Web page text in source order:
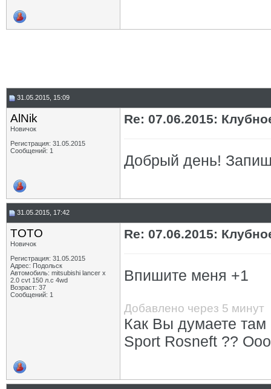
31.05.2015, 15:09
AlNik
Новичок
Регистрация: 31.05.2015
Сообщений: 1
Re: 07.06.2015:
Добрый день!
31.05.2015, 17:42
TOTO
Новичок
Регистрация: 31.05.2015
Адрес: Подольск
Автомобиль: mitsubishi lancer x
2.0 cvt 150 л.с 4wd
Возраст: 37
Сообщений: 1
Re: 07.06.2015:
Впишите меня +1
Добавлено через 5 минут
Как Вы думаете там
Sport Rosneft ??